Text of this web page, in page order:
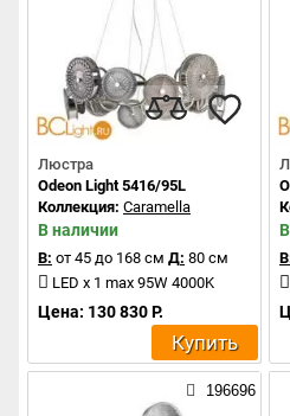
Люстра
Odeon Light 5416/95L
Коллекция: Caramella
В наличии
В: от 45 до 168 см Д: 80 см
LED x 1 max 95W 4000K
Цена: 130 830 Р.
Купить
196696